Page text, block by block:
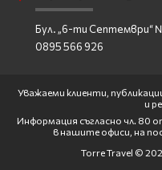
Бул. „6-ти Септември“
0895 566 926
Уважаеми клиенти,
и
Информация съгласно чл. 80
в нашите офиси, на
Torre Travel ©